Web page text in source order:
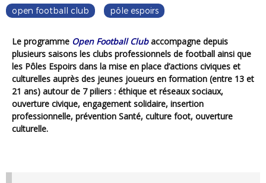
open football club pôle espoirs
Le programme Open Football Clubaccompagne depuis
plusieurs saisons les clubs professionnels de football ainsi que
les Pôles Espoirs dans la mise en place d’actions civiques et
culturelles auprès des jeunes joueurs en formation (entre 13 et
21 ans) autour de 7 piliers : éthique et réseaux sociaux,
ouverture civique, engagement solidaire, insertion
professionnelle, prévention Santé, culture foot, ouverture
culturelle.